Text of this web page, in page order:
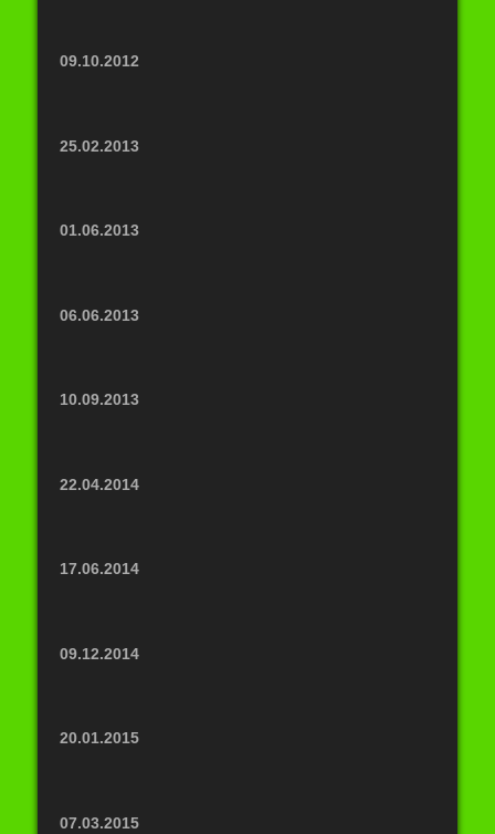
09.10.2012
25.02.2013
01.06.2013
06.06.2013
10.09.2013
22.04.2014
17.06.2014
09.12.2014
20.01.2015
07.03.2015